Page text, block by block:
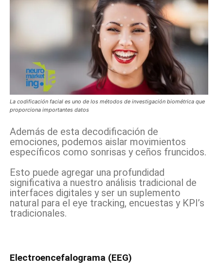
La codificación facial es uno de los métodos de investigación biométrica que
proporciona importantes datos
Además de esta decodificación de
emociones, podemos aislar movimientos
específicos como sonrisas y ceños fruncidos.
Esto puede agregar una profundidad
significativa a nuestro análisis tradicional de
interfaces digitales y ser un suplemento
natural para el eye tracking, encuestas y KPI’s
tradicionales.
Electroencefalograma (EEG)